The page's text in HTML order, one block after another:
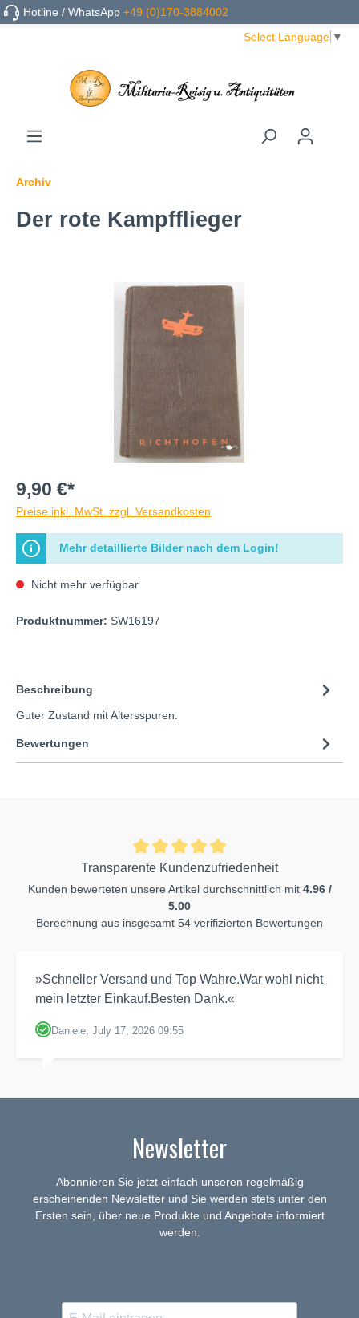
Hotline / WhatsApp+49 (0)170-3884002
Select Language ▼
Archiv
Der rote Kampfflieger
9,90 €*
Preise inkl. MwSt. zzgl. Versandkosten
Mehr detaillierte Bilder nach dem Login!
Nicht mehr verfügbar
Produktnummer: SW16197
Beschreibung
Guter Zustand mit Altersspuren.
Bewertungen
Transparente Kundenzufriedenheit
Kunden bewerteten unsere Artikel durchschnittlich mit 4.96 /
5.00
Berechnung aus insgesamt 54 verifizierten Bewertungen
»Schneller Versand und Top Wahre.War wohl nicht
mein letzter Einkauf.Besten Dank.«
Daniele, July 17, 2026 09:55
Newsletter
Abonnieren Sie jetzt einfach unseren regelmäßig
erscheinenden Newsletter und Sie werden stets unter den
Ersten sein, über neue Produkte und Angebote informiert
werden.